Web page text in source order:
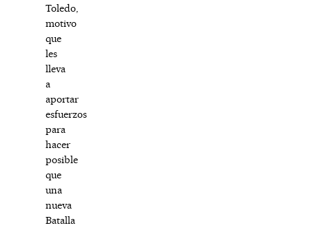
Toledo,
motivo
que
les
lleva
a
aportar
esfuerzos
para
hacer
posible
que
una
nueva
Batalla